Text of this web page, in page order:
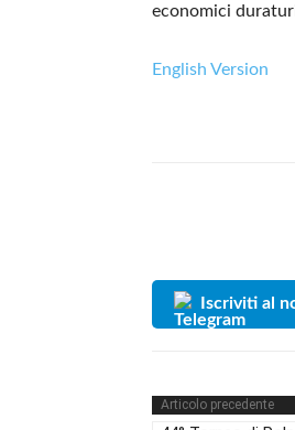
economici
English Version
Iscriviti al
Articolo precedente